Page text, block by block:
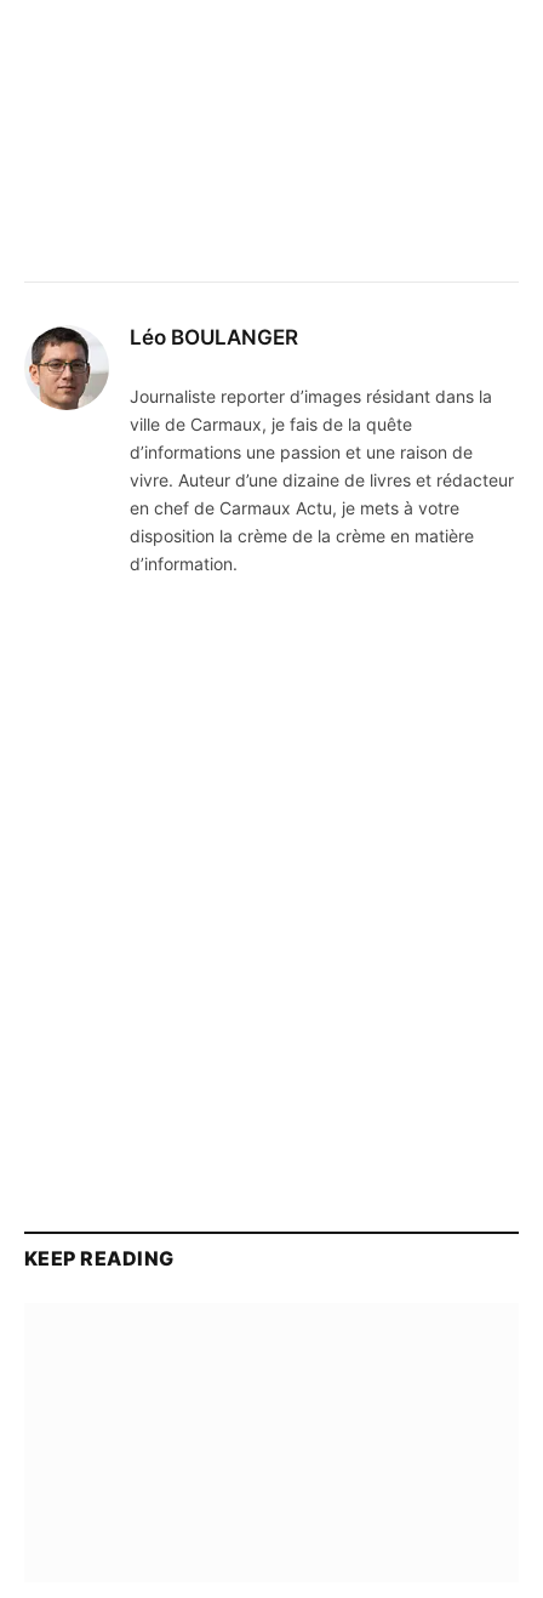
Léo BOULANGER
Journaliste reporter d’images résidant dans la
ville de Carmaux, je fais de la quête
d’informations une passion et une raison de
vivre. Auteur d’une dizaine de livres et rédacteur
en chef de Carmaux Actu, je mets à votre
disposition la crème de la crème en matière
d’information.
KEEP READING